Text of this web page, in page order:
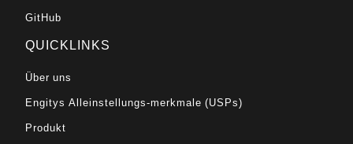
GitHub
QUICKLINKS
Über uns
Engitys Alleinstellungs-merkmale (USPs)
Produkt